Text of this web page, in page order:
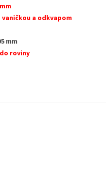
vaničkou a odkvapom
mm
do roviny